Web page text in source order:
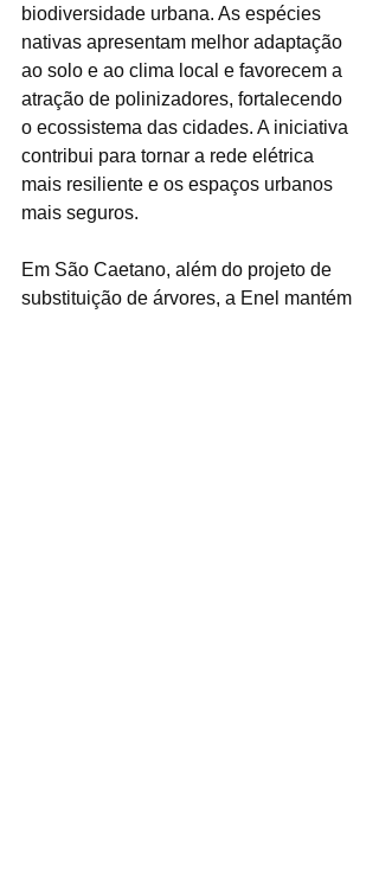
biodiversidade urbana. As espécies
nativas apresentam melhor adaptação
ao solo e ao clima local e favorecem a
atração de polinizadores, fortalecendo
o ecossistema das cidades. A iniciativa
contribui para tornar a rede elétrica
mais resiliente e os espaços urbanos
mais seguros.
Em São Caetano, além do projeto de
substituição de árvores, a Enel mantém